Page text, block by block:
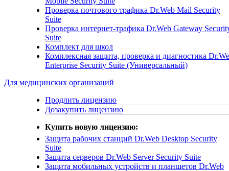
Проверка почтового трафика Dr.Web Mail Security
Suite
Проверка интернет-трафика Dr.Web Gateway
Suite
Комплект для школ
Комплексная защита, проверка и диагностика
Enterprise Security Suite (Универсальный)
Для медицинских организаций
Продлить лицензию
Дозакупить лицензию
Купить новую лицензию:
Защита рабочих станций Dr.Web Desktop Security
Suite
Защита серверов Dr.Web Server Security Suite
Защита мобильных устройств и планшетов Dr.Web